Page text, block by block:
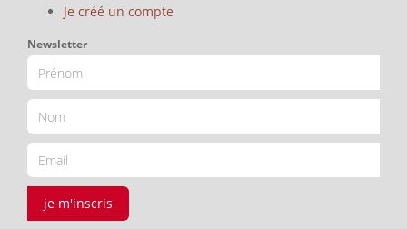
Je créé un compte
Newsletter
je m'inscris